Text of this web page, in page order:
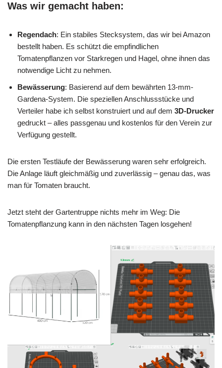
Was wir gemacht haben:
Regendach: Ein stabiles Stecksystem, das wir bei Amazon
bestellt haben. Es schützt die empfindlichen
Tomatenpflanzen vor Starkregen und Hagel, ohne ihnen das
notwendige Licht zu nehmen.
Bewässerung: Basierend auf dem bewährten 13-mm-
Gardena-System. Die speziellen Anschlussstücke und
Verteiler habe ich selbst konstruiert und auf dem 3D-Drucker
gedruckt – alles passgenau und kostenlos für den Verein zur
Verfügung gestellt.
Die ersten Testläufe der Bewässerung waren sehr erfolgreich.
Die Anlage läuft gleichmäßig und zuverlässig – genau das, was
man für Tomaten braucht.
Jetzt steht der Gartentruppe nichts mehr im Weg: Die
Tomatenpflanzung kann in den nächsten Tagen losgehen!